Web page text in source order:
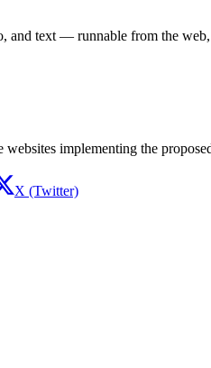
and text — runnable from the
implementing the
X (Twitter)